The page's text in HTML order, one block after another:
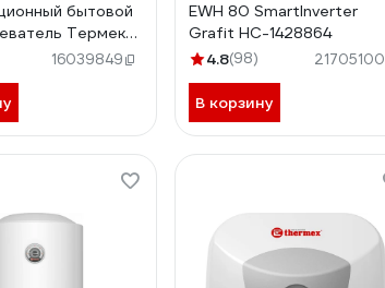
бытовой
Термекс
50 H Slim
16039849
EWH 80 SmartInverter
Grafit НС-1428864
4.8(98) 21705100
В корзину